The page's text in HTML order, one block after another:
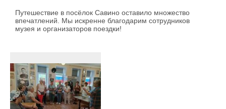
Путешествие в посёлок Савино оставило множество
впечатлений. Мы искренне благодарим сотрудников
музея и организаторов поездки!